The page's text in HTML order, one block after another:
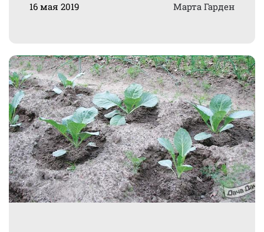
16 мая 2019 Марта Гарден